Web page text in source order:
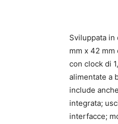
Sviluppata in
mm x 42
con clock di
alimentate a
include
integrata;
interfacce;